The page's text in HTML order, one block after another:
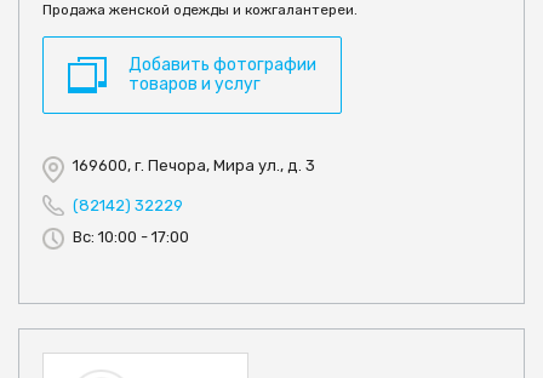
Продажа женской одежды и кожгалантереи.
Добавить фотографии
товаров и услуг
169600, г. Печора, Мира ул., д. 3
(82142) 32229
Вс: 10:00 - 17:00